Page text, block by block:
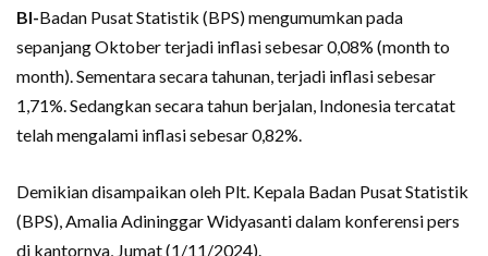
BI-Badan Pusat Statistik (BPS) mengumumkan pada
sepanjang Oktober terjadi inflasi sebesar 0,08% (month to
month). Sementara secara tahunan, terjadi inflasi sebesar
1,71%. Sedangkan secara tahun berjalan, Indonesia tercatat
telah mengalami inflasi sebesar 0,82%.
Demikian disampaikan oleh Plt. Kepala Badan Pusat Statistik
(BPS), Amalia Adininggar Widyasanti dalam konferensi pers
di kantornya, Jumat (1/11/2024).